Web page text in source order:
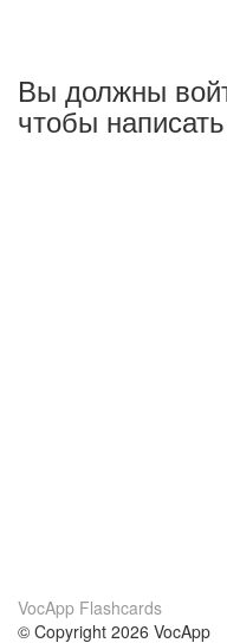
Вы должны
чтобы
VocApp Flashcards
© Copyright 2026 VocApp